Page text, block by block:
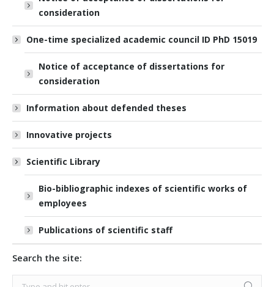
consideration
One-time specialized academic council ID PhD 15019
Notice of acceptance of dissertations for
consideration
Information about defended theses
Innovative projects
Scientific Library
Bio-bibliographic indexes of scientific works of
employees
Publications of scientific staff
Search the site:
Search: